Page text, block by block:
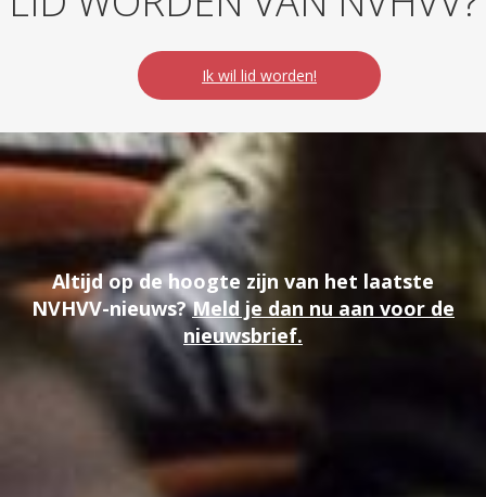
Ik wil lid worden!
Altijd op de hoogte zijn van het laatste
NVHVV-nieuws?Meld je dan nu aan voor de
nieuwsbrief.